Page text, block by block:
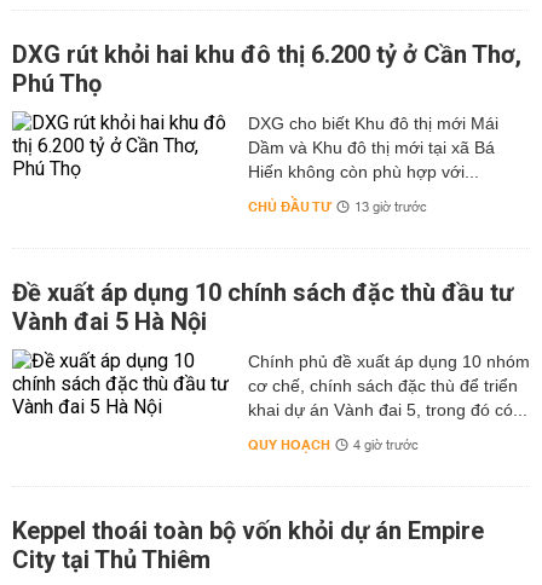
DXG rút khỏi hai khu đô thị 6.200 tỷ ở Cần Thơ,
Phú Thọ
DXG cho biết Khu đô thị mới Mái
Dầm và Khu đô thị mới tại xã Bá
Hiến không còn phù hợp với...
CHỦ ĐẦU TƯ 13 giờ trước
Đề xuất áp dụng 10 chính sách đặc thù đầu tư
Vành đai 5 Hà Nội
Chính phủ đề xuất áp dụng 10 nhóm
cơ chế, chính sách đặc thù để triển
khai dự án Vành đai 5, trong đó có...
QUY HOẠCH 4 giờ trước
Keppel thoái toàn bộ vốn khỏi dự án Empire
City tại Thủ Thiêm